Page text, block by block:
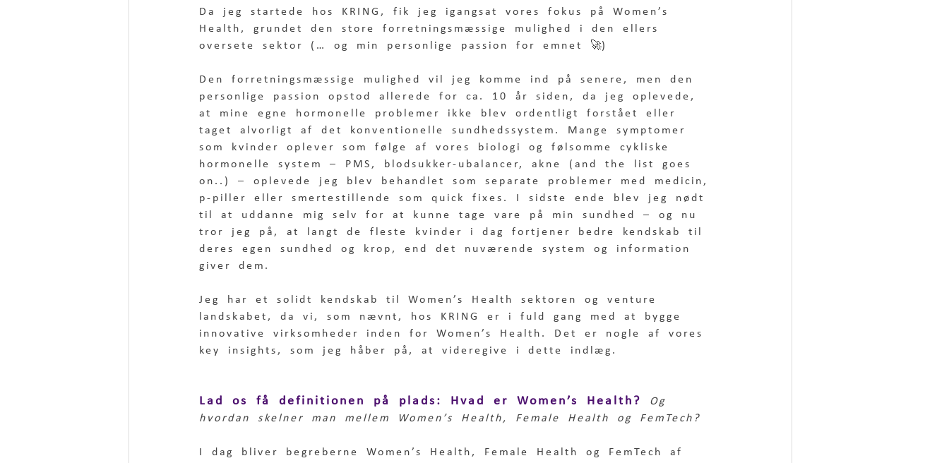
Da jeg startede hos KRING, fik jeg igangsat vores fokus på Women’s
Health, grundet den store forretningsmæssige mulighed i den ellers
oversete sektor (… og min personlige passion for emnet 🚀)
Den forretningsmæssige mulighed vil jeg komme ind på senere, men den
personlige passion opstod allerede for ca. 10 år siden, da jeg oplevede,
at mine egne hormonelle problemer ikke blev ordentligt forstået eller
taget alvorligt af det konventionelle sundhedssystem. Mange symptomer
som kvinder oplever som følge af vores biologi og følsomme cykliske
hormonelle system – PMS, blodsukker-ubalancer, akne (and the list goes
on..) – oplevede jeg blev behandlet som separate problemer med medicin,
p-piller eller smertestillende som quick fixes. I sidste ende blev jeg nødt
til at uddanne mig selv for at kunne tage vare på min sundhed – og nu
tror jeg på, at langt de fleste kvinder i dag fortjener bedre kendskab til
deres egen sundhed og krop, end det nuværende system og information
giver dem.
Jeg har et solidt kendskab til Women’s Health sektoren og venture
landskabet, da vi, som nævnt, hos KRING er i fuld gang med at bygge
innovative virksomheder inden for Women’s Health. Det er nogle af vores
key insights, som jeg håber på, at videregive i dette indlæg.
Lad os få definitionen på plads: Hvad er Women’s Health?
Og
hvordan skelner man mellem Women’s Health, Female Health og FemTech?
I dag bliver begreberne Women’s Health, Female Health og FemTech af